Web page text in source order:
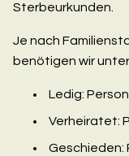
Sterbeurkunden.
Je nach
benötigen wir
Ledig:
Verheiratet:
Geschieden: